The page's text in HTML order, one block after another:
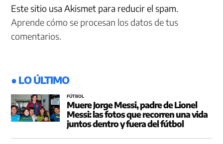
Este sitio usa Akismet para reducir el spam.
Aprende cómo se procesan los datos de tus
comentarios.
● LO ÚLTIMO
FÚTBOL
Muere Jorge Messi, padre de Lionel
Messi: las fotos que recorren una vida
juntos dentro y fuera del fútbol